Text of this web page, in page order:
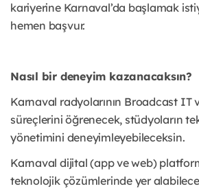
kariyerine Karnaval’da başlamak
hemen başvur.
Nasıl bir deneyim kazanacaksın?
Karnaval radyolarının Broadcast IT
süreçlerini öğrenecek, stüdyoların
yönetimini deneyimleyebileceksin.
Karnaval dijital (app ve web)
teknolojik çözümlerinde yer